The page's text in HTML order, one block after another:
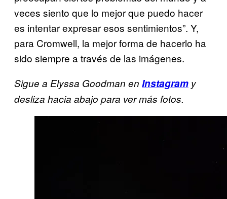
veces siento que lo mejor que puedo hacer
es intentar expresar esos sentimientos”. Y,
para Cromwell, la mejor forma de hacerlo ha
sido siempre a través de las imágenes.
Sigue a Elyssa Goodman en Instagram y
desliza hacia abajo para ver más fotos.